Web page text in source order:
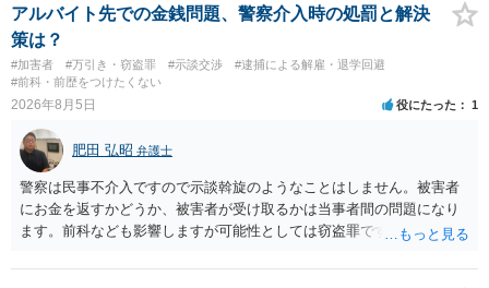
相談を受けられたうえで対処方法を探された方がよいと思われます。
一般論でいえば、任意取り調べの場合、ＩＣレコーダーを持参して取
り調べ内容を録音することは必須だと考えます。
アルバイト先での金銭問題、警察介入時の処罰と解決
策は？
#加害者 #万引き・窃盗罪 #示談交渉
#逮捕による解雇・退学回避
#前科・前歴をつけたくない
2026年8月5日 役にたった 1
肥田 弘昭 弁護士
警察は民事不介入ですので示談斡旋のようなことはしません。被害者
にお金を返すかどうか、被害者が受け取るかは当事者間の問題になり
ます。前科なども影響しますが可能性としては窃盗罪ですので、逮捕